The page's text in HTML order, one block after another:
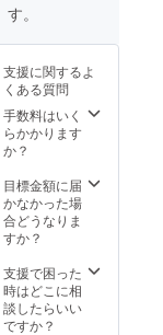
報とし
させて
頂きま
す。
のでお
けくだ
さい。
※「お届
け先情
報」が
なって
おりま
すが、
カード
はいた
しませ
ん。受
け渡し
された
てお受
け取り
くださ
い。 ※
有効期
2021年
2月末日
までと
なりま
有効期
限を過
ぎます
と、残
す。
支援に関するよ
くある質問
手数料はいく
らかかります
か？
目標金額に届
かなかった場
合どうなりま
すか？
支援で困った
時はどこに相
談したらいい
ですか？